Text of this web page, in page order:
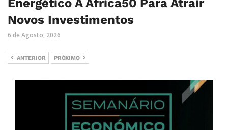
Energético À Africa50 Para Atrair
Novos Investimentos
6 de Agosto, 2026
ANTERIOR PRÓXIMO